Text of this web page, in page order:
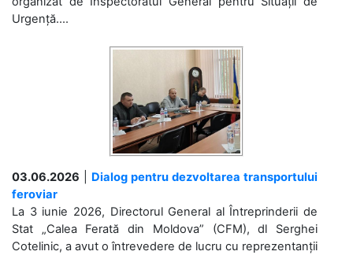
Urgență....
03.06.2026
Dialog pentru dezvoltarea transportului
feroviar
La 3 iunie 2026, Directorul General al Întreprinderii de
Stat „Calea Ferată din Moldova” (CFM), dl Serghei
Cotelinic, a avut o întrevedere de lucru cu reprezentanții